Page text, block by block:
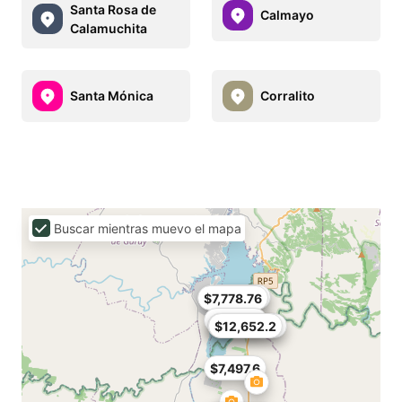
Santa Rosa de
Calamuchita
Calmayo
Santa Mónica Corralito
$7,497.6
$11,433.84
$7,778.76
$3,748.8
$14,058
$12,652.2
Buscar mientras muevo el mapa